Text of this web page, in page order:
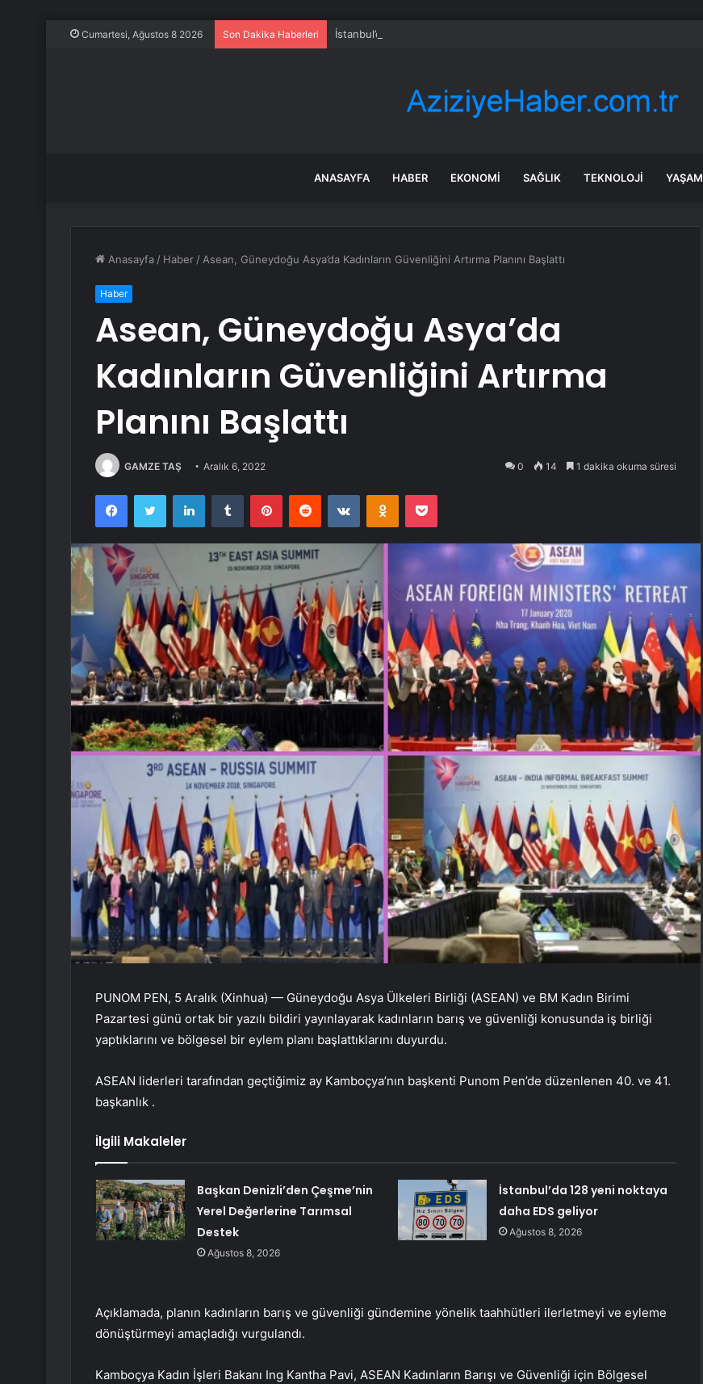
Cumartesi, Ağustos 8 2026 Son Dakika Haberleri İstanbul’da 128 yeni noktaya daha EDS geliyor
ANASAYFA HABER EKONOMI SAĞLIK TEKNOLOJI YAŞAM
Anasayfa / Haber / Asean, Güneydoğu Asya’da Kadınların Güvenliğini Artırma Planını Başlattı
Haber
Asean, Güneydoğu Asya’da
Kadınların Güvenliğini Artırma
Planını Başlattı
GAMZE TAŞ Aralık 6, 2022 0 14 1 dakika okuma süresi
FacebookTwitter LinkedInTumblr PinterestReddit VKontakteOdnoklassniki
Pocket
PUNOM PEN, 5 Aralık (Xinhua) — Güneydoğu Asya Ülkeleri Birliği (ASEAN) ve BM Kadın Birimi
Pazartesi günü ortak bir yazılı bildiri yayınlayarak kadınların barış ve güvenliği konusunda iş birliği
yaptıklarını ve bölgesel bir eylem planı başlattıklarını duyurdu.
ASEAN liderleri tarafından geçtiğimiz ay Kamboçya’nın başkenti Punom Pen’de düzenlenen 40. ve 41.
başkanlık .
İlgili Makaleler
Başkan Denizli’den Çeşme’nin
Yerel Değerlerine Tarımsal
Destek
Ağustos 8, 2026
İstanbul’da 128 yeni noktaya
daha EDS geliyor
Ağustos 8, 2026
Açıklamada, planın kadınların barış ve güvenliği gündemine yönelik taahhütleri ilerletmeyi ve eyleme
dönüştürmeyi amaçladığı vurgulandı.
Kamboçya Kadın İşleri Bakanı Ing Kantha Pavi, ASEAN Kadınların Barışı ve Güvenliği için Bölgesel